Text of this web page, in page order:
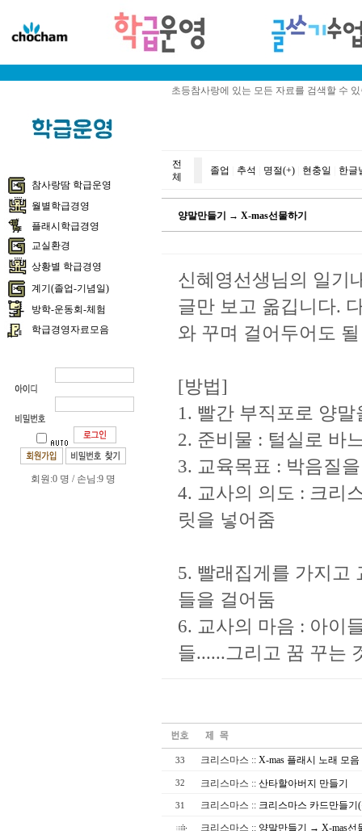
초등참사랑에 있는 모든 자료를 검색할 수
참사랑땀 학급운영
월별학급경영
플래시학급경영
교실환경
상황별 학급경영
계기(졸업-기념일)
방학-운동회-체험
학급경영자료모음
회원:0 명 / 손님:9 명
전
체
졸업 추석 명절(+) 현충일 한글
양말만들기 → X-mas선물하기
신혜영선생님의 일기
글만 보고 옮깁니다.
와 꾸며 걸어두어도
[방법]
1. 빨간 부직포로 양말
2. 준비물 : 털실로 바
3. 교육목표 : 박음질
4. 교사의 의도 : 크리
릿을 넣어줌
5. 빨래집게를 가지고
들을 걸어둠
6. 교사의 마음 : 아이
들......그리고 꿈 꾸는
33 크리스마스 :: X-mas 플래시 노래 모음
32 크리스마스 :: 산타할아버지 만들기
31 크리스마스 :: 크리스마스 카드만들기
크리스마스 :: 양말만들기 → X-mas선